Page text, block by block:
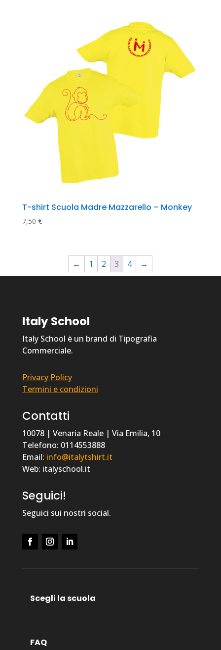
T-shirt Scuola Madre Mazzarello – Monkey
7,50 €
← 1 2 3 4 →
Italy School
Italy School è un brand di Tipografia
Commerciale.
Privacy Policy
Termini e condizioni
Contatti
10078 | Venaria Reale | Via Emilia, 10
Telefono: 0114553888
Email: info@italytshirt.it
Web: italyschool.it
Seguici!
Seguici sui nostri social.
Scegli la scuola
FAQ